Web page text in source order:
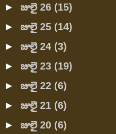
► జులై 26 (15)
► జులై 25 (14)
► జులై 24 (3)
► జులై 23 (19)
► జులై 22 (6)
► జులై 21 (6)
► జులై 20 (6)